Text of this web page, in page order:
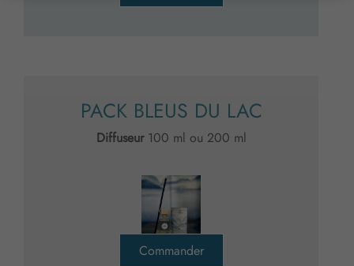
PACK BLEUS DU LAC
Diffuseur100 ml ou 200 ml
Commander